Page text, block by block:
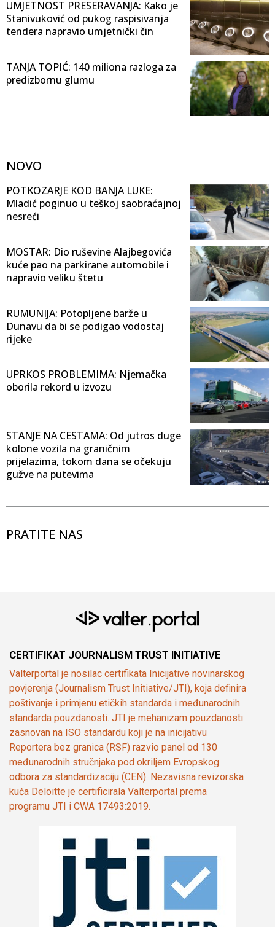
UMJETNOST PRESERAVANJA: Kako je
Stanivuković od pukog raspisivanja
tendera napravio umjetnički čin
TANJA TOPIĆ: 140 miliona razloga za
predizbornu glumu
NOVO
POTKOZARJE KOD BANJA LUKE:
Mladić poginuo u teškoj saobraćajnoj
nesreći
MOSTAR: Dio ruševine Alajbegovića
kuće pao na parkirane automobile i
napravio veliku štetu
RUMUNIJA: Potopljene barže u
Dunavu da bi se podigao vodostaj
rijeke
UPRKOS PROBLEMIMA: Njemačka
oborila rekord u izvozu
STANJE NA CESTAMA: Od jutros duge
kolone vozila na graničnim
prijelazima, tokom dana se očekuju
gužve na putevima
PRATITE NAS
CERTIFIKAT JOURNALISM TRUST INITIATIVE
Valterportal je nosilac certifikata Inicijative novinarskog
povjerenja (Journalism Trust Initiative/JTI), koja definira
poštivanje i primjenu etičkih standarda i međunarodnih
standarda pouzdanosti. JTI je mehanizam pouzdanosti
zasnovan na ISO standardu koji je na inicijativu
Reportera bez granica (RSF) razvio panel od 130
međunarodnih stručnjaka pod okriljem Evropskog
odbora za standardizaciju (CEN). Nezavisna revizorska
kuća Deloitte je certificirala Valterportal prema
programu JTI i CWA 17493:2019.